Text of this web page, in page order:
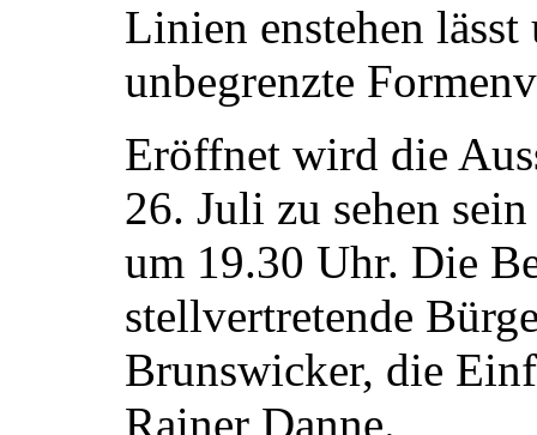
Linien enstehen lässt
unbegrenzte
Eröffnet wird die
26. Juli zu sehen
um 19.30 Uhr. Die
stellvertretende
Brunswicker, die
Rainer Danne.